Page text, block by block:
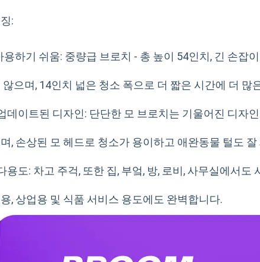
:
용하기 쉬움: 중량급 브로치 - 총 높이 54인치, 긴 손잡
않으며, 14인치 넓은 청소 폭으로 더 짧은 시간에 더 많
데이트된 디자인: 단단한 모 브로치는 기울어진 디자
, 손상된 모 헤드로 청소가 용이하고 애완동물 털도
용도: 차고 주걱, 또한 집, 부엌, 방, 로비, 사무실에서
, 상업용 및 식품 서비스 용도에도 완벽합니다.